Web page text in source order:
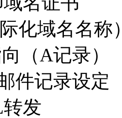
化域名名称
（A记录）
件记录设定
发